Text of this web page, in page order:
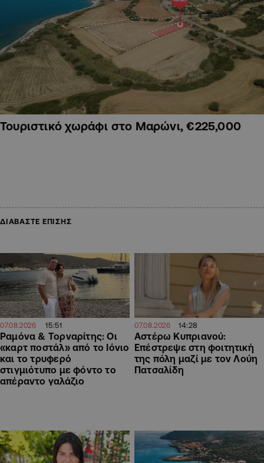
Τουριστικό χωράφι στο Μαρώνι, €225,000
ΔΙΑΒΑΣΤΕ ΕΠΙΣΗΣ
07.08.2026 15:51
Ραμόνα & Τορναρίτης: Οι
«καρτ ποστάλ» από το Ιόνιο
και το τρυφερό
στιγμιότυπο με φόντο το
απέραντο γαλάζιο
07.08.2026 14:28
Αστέρω Κυπριανού:
Επέστρεψε στη φοιτητική
της πόλη μαζί με τον Λούη
Πατσαλίδη